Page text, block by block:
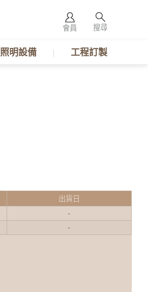
會員 搜尋
照明設備 工程訂製
出貨日
-
-